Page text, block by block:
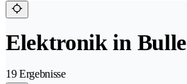
Elektronik in Bulle
19 Ergebnisse